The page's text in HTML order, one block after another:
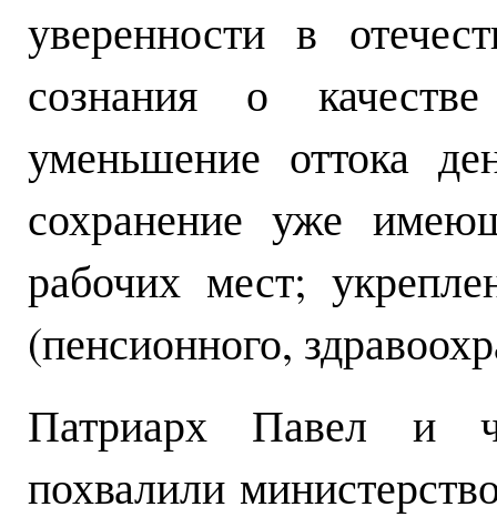
уверенности в
сознания о
уменьшение оттока
сохранение уже
рабочих мест;
(пенсионного,
Патриарх Павел и
похвалили